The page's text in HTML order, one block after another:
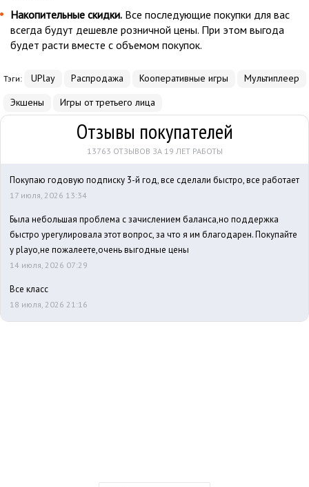
Накопительные скидки. Все последующие покупки для вас
всегда будут дешевле розничной цены. При этом выгода
будет расти вместе с объемом покупок.
Тэги: UPlay Распродажа Кооперативные игры
Мультиплеер
Экшены
Игры от третьего лица
Отзывы покупателей
13763 ОТЗЫВОВ ЗА 19 ЛЕТ РАБОТЫ
Покупаю годовую подписку 3-й год, все сделали быстро, все работает
17 июля, 2026 13:34
Была небольшая проблема с зачислением баланса,но поддержка
быстро урегулировала этот вопрос, за что я им благодарен. Покупайте
у playo,не пожалеете,очень выгодные цены
14 июля, 2026 07:29
Все класс
18 июля, 2026 21:16